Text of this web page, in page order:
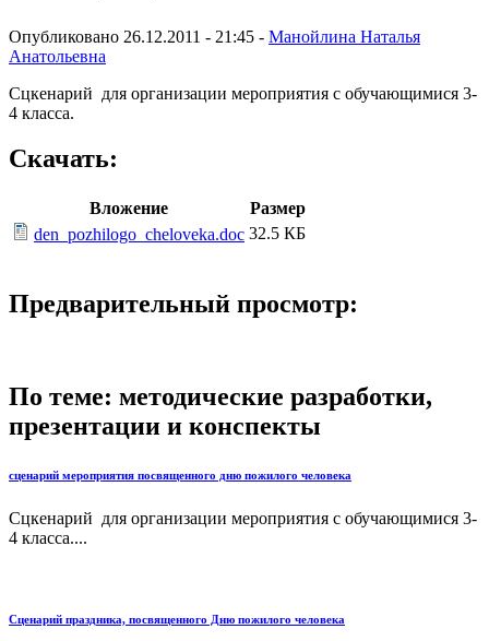
Опубликовано 26.12.2011 - 21:45 - Манойлина Наталья
Анатольевна
Сцкенарий для организации мероприятия с обучающимися 3-
4 класса.
Скачать:
Вложение
Размер
den_pozhilogo_cheloveka.doc 32.5 КБ
Предварительный просмотр:
По теме: методические разработки,
презентации и конспекты
сценарий мероприятия посвященного дню пожилого человека
Сцкенарий для организации мероприятия с обучающимися 3-
4 класса....
Сценарий праздника, посвященного Дню пожилого человека